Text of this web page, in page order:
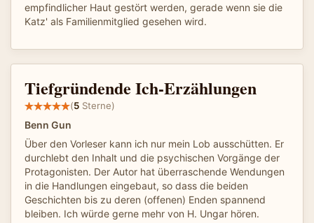
empfindlicher Haut gestört werden, gerade wenn sie die
Katz' als Familienmitglied gesehen wird.
Tiefgründende Ich-Erzählungen
(5 Sterne)
Benn Gun
Über den Vorleser kann ich nur mein Lob ausschütten. Er
durchlebt den Inhalt und die psychischen Vorgänge der
Protagonisten. Der Autor hat überraschende Wendungen
in die Handlungen eingebaut, so dass die beiden
Geschichten bis zu deren (offenen) Enden spannend
bleiben. Ich würde gerne mehr von H. Ungar hören.